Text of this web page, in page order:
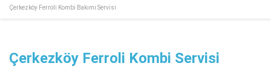
Çerkezköy Ferroli Kombi Bakımı Servisi
Çerkezköy Ferroli Kombi Servisi